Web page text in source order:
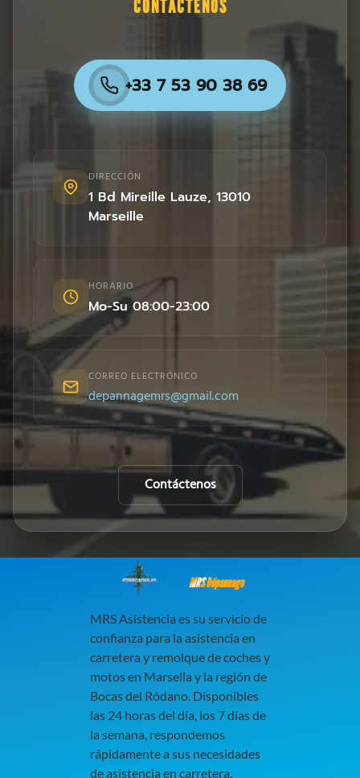
CONTÁCTENOS
+33 7 53 90 38 69
DIRECCIÓN
1 Bd Mireille Lauze, 13010
Marseille
HORARIO
Mo-Su 08:00-23:00
CORREO ELECTRÓNICO
depannagemrs@gmail.com
Contáctenos
MRS Dépannage
MRS Asistencia es su servicio de
confianza para la asistencia en
carretera y remolque de coches y
motos en Marsella y la región de
Bocas del Ródano. Disponibles
las 24 horas del día, los 7 días de
la semana, respondemos
rápidamente a sus necesidades
de asistencia en carretera,